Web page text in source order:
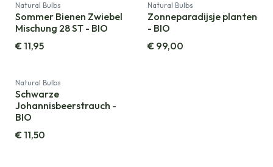
Natural Bulbs
Sommer Bienen Zwiebel
Mischung 28 ST - BIO
€ 11,95
Natural Bulbs
Zonneparadijsje planten
- BIO
€ 99,00
Natural Bulbs
Schwarze
Johannisbeerstrauch -
BIO
€ 11,50